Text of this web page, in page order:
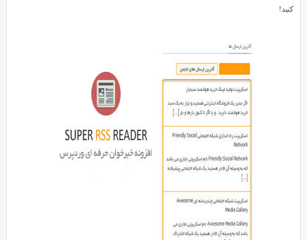
کنید!